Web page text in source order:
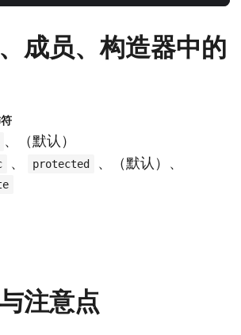
成员、构造器中的
、（默认）
、 protected 、（默认）、
注意点